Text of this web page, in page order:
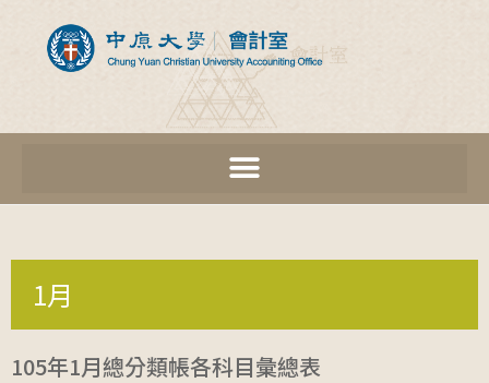
1月
105年1月總分類帳各科目彙總表